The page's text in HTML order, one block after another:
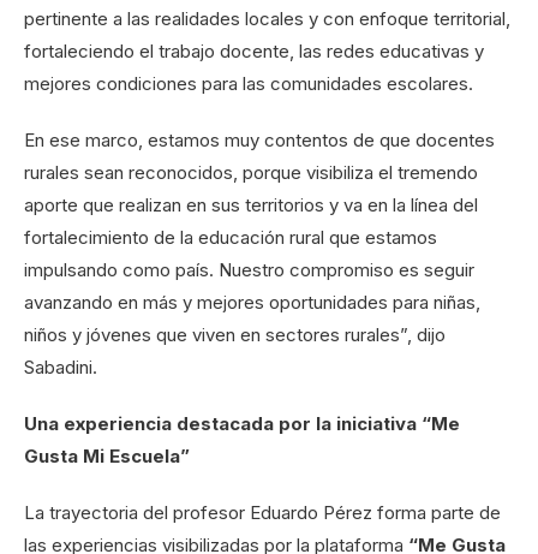
pertinente a las realidades locales y con enfoque territorial,
fortaleciendo el trabajo docente, las redes educativas y
mejores condiciones para las comunidades escolares.
En ese marco, estamos muy contentos de que docentes
rurales sean reconocidos, porque visibiliza el tremendo
aporte que realizan en sus territorios y va en la línea del
fortalecimiento de la educación rural que estamos
impulsando como país. Nuestro compromiso es seguir
avanzando en más y mejores oportunidades para niñas,
niños y jóvenes que viven en sectores rurales”, dijo
Sabadini.
Una experiencia destacada por la iniciativa “Me
Gusta Mi Escuela”
La trayectoria del profesor Eduardo Pérez forma parte de
las experiencias visibilizadas por la plataforma “Me Gusta